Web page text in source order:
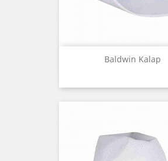
Baldwin Kalap
Előnézet